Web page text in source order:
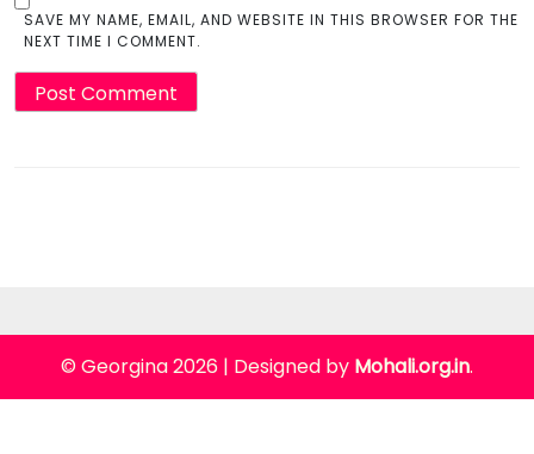
SAVE MY NAME, EMAIL, AND WEBSITE IN THIS BROWSER FOR THE
NEXT TIME I COMMENT.
© Georgina 2026 | Designed by Mohali.org.in.